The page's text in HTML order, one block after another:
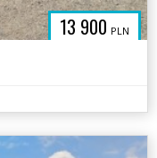
13 900 PLN